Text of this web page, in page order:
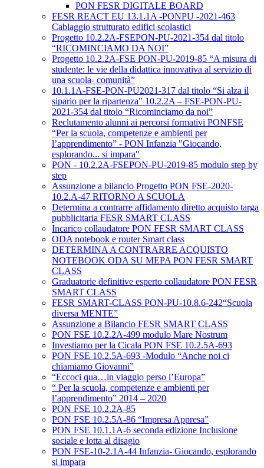
PON FESR DIGITALE BOARD
FESR REACT EU 13.1.1A -PONPU -2021-463
Cablaggio strutturato edifici scolastici
Progetto 10.2.2A-FSEPON-PU-2021-354 dal titolo
“RICOMINCIAMO DA NOI”
Progetto 10.2.2A-FSE PON-PU-2019-85 “A misura di
studente: le vie della didattica innovativa al servizio di
una scuola- comunità”
10.1.1A-FSE-PON-PU2021-317 dal titolo “Si alza il
sipario per la ripartenza" 10.2.2A – FSE-PON-PU-
2021-354 dal titolo “Ricominciamo da noi”
Reclutamento alunni ai percorsi formativi PONFSE
“Per la scuola, competenze e ambienti per
l’apprendimento” - PON Infanzia "Giocando,
esplorando... si impara"
PON - 10.2.2A-FSEPON-PU-2019-85 modulo step by
step
Assunzione a bilancio Progetto PON FSE-2020-
10.2.A-47 RITORNO A SCUOLA
Determina a contrarre affidamento diretto acquisto targa
pubblicitaria FESR SMART CLASS
Incarico collaudatore PON FESR SMART CLASS
ODA notebook e router Smart class
DETERMINA A CONTRARRE ACQUISTO
NOTEBOOK ODA SU MEPA PON FESR SMART
CLASS
Graduatorie definitive esperto collaudatore PON FESR
SMART CLASS
FESR SMART-CLASS PON-PU-10.8.6-242“Scuola
diversa MENTE”
Assunzione a Bilancio FESR SMART CLASS
PON FSE 10.2.2A-499 modulo Mare Nostrum
Investiamo per la Cicala PON FSE 10.2.5A-693
PON FSE 10.2.5A-693 -Modulo “Anche noi ci
chiamiamo Giovanni”
“Eccoci qua…in viaggio perso l’Europa”
“ Per la scuola, competenze e ambienti per
l’apprendimento” 2014 – 2020
PON FSE 10.2.2A-85
PON FSE 10.2.5A-86 “Impresa Appresa”
PON FSE 10.1.1A-6 seconda edizione Inclusione
sociale e lotta al disagio
PON FSE-10-2.1A-44 Infanzia- Giocando, esplorando
si impara